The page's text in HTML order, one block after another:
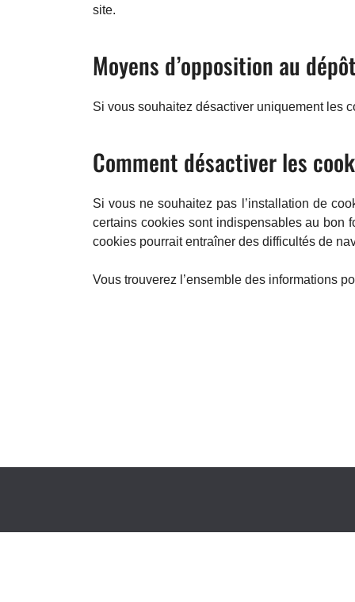
site.
Moyens d’opposition au
Si vous souhaitez désactiver uniquement les
Comment désactiver les
Si vous ne souhaitez pas l’installation de
certains cookies sont indispensables au bon
cookies pourrait entraîner des difficultés de
Vous trouverez l’ensemble des informations